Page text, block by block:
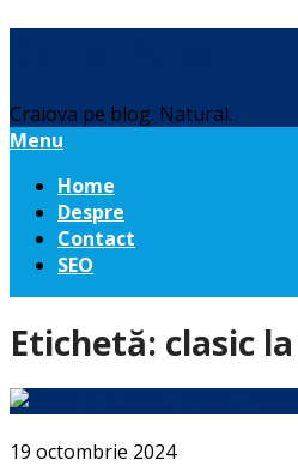
Craiova pe blog. Natural.
Menu
Home
Despre
Contact
SEO
Etichetă: clasic
19 octombrie 2024